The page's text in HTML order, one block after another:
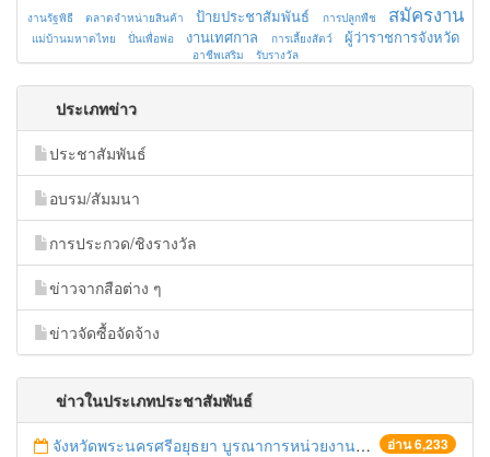
งานรัฐพิธี ตลาดจำหน่ายสินค้า ป้ายประชาสัมพันธ์ การปลูกพืช สมัครงาน
แม่บ้านมหาดไทย ปั่นเพื่อพ่อ งานเทศกาล การเลี้ยงสัตว์ ผู้ว่าราชการจังหวัด
อาชีพเสริม รับรางวัล
ประเภทข่าว
ประชาสัมพันธ์
อบรม/สัมมนา
การประกวด/ชิงรางวัล
ข่าวจากสือต่าง ๆ
ข่าวจัดซื้อจัดจ้าง
ข่าวในประเภทประชาสัมพันธ์
อ่าน 6,233
จังหวัดพระนครศรีอยุธยา บูรณาการหน่วยงานที่เกี่ยวข้อง ลงพื้นที่จัดระเบียบและดำเนินมาตรการตามบทลงโทษสูงสุดกับผู้ประกอบการร้านค้าที่ยังฝ่าฝืนตั้งร้านค้ารุกล้ำเขตพื้นที่ทางหลวง เตรียมความปลอดภัยก่อนเทศกาลสงกรานต์